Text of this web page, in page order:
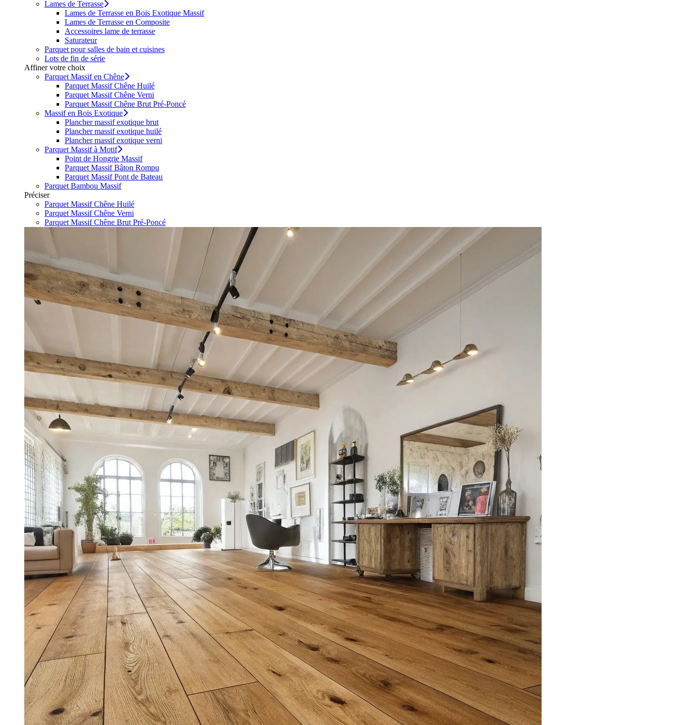
Lames de Terrasse
Lames de Terrasse en Bois Exotique Massif
Lames de Terrasse en Composite
Accessoires lame de terrasse
Saturateur
Parquet pour salles de bain et cuisines
Lots de fin de série
Affiner votre choix
Parquet Massif en Chêne
Parquet Massif Chêne Huilé
Parquet Massif Chêne Verni
Parquet Massif Chêne Brut Pré-Poncé
Massif en Bois Exotique
Plancher massif exotique brut
Plancher massif exotique huilé
Plancher massif exotique verni
Parquet Massif à Motif
Point de Hongrie Massif
Parquet Massif Bâton Rompu
Parquet Massif Pont de Bateau
Parquet Bambou Massif
Préciser
Parquet Massif Chêne Huilé
Parquet Massif Chêne Verni
Parquet Massif Chêne Brut Pré-Poncé